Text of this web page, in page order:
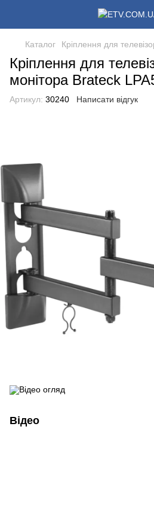
Каталог Кріплення для
Кріплення для
монітора Brateck
Артикул: 30240 Написати відгук
Відео